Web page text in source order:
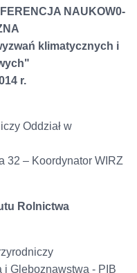
NAUKOW0-
klimatycznych i
r.
Oddział w
32 – Koordynator WIRZ
Rolnictwa
i Gleboznawstwa - PIB